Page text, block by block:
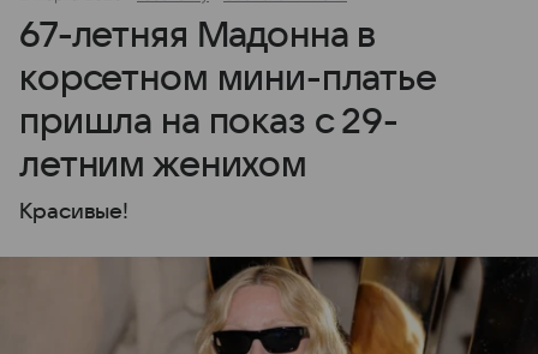
67-летняя Мадонна в
корсетном мини-платье
пришла на показ с 29-
летним женихом
Красивые!